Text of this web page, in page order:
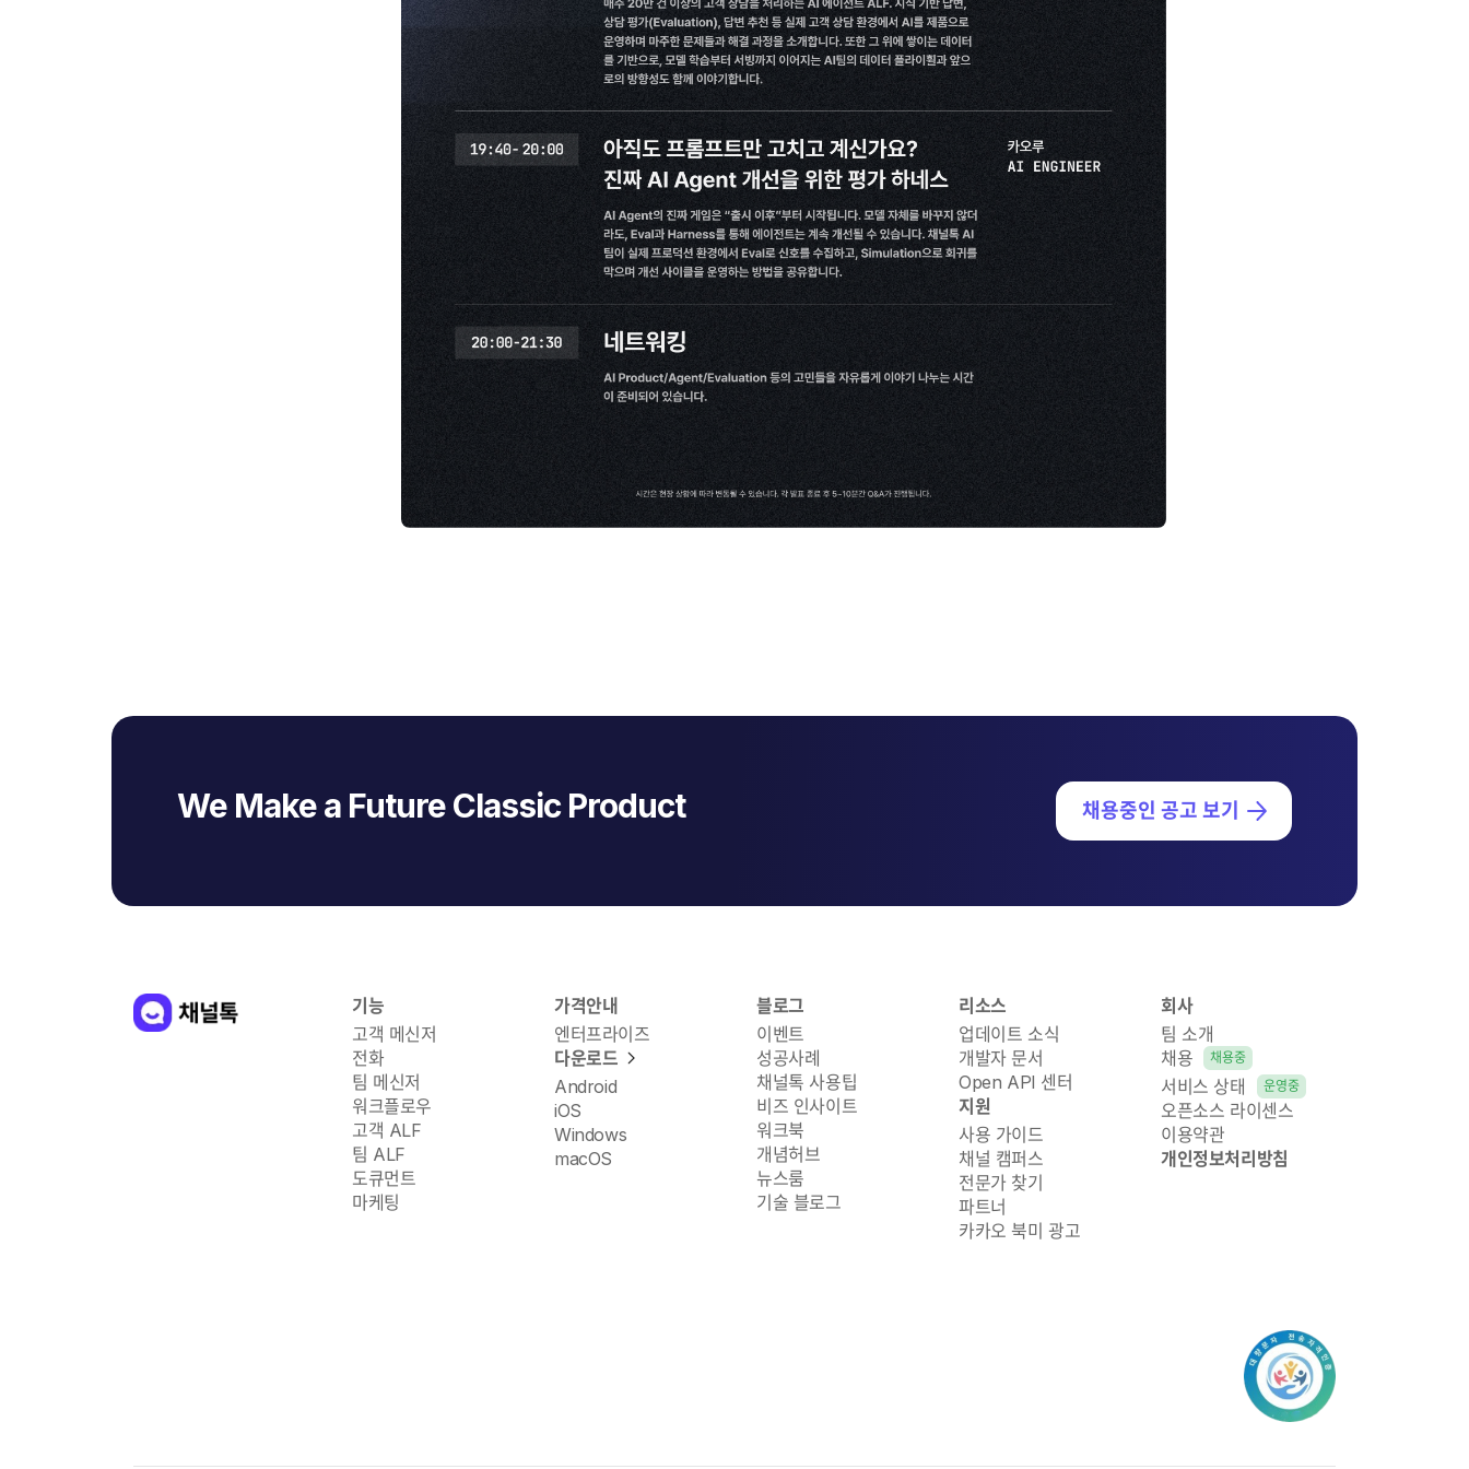
We Make a Future Classic Product 채용중인 공고 보기
기능
고객 메신저
전화
팀 메신저
워크플로우
고객 ALF
팀 ALF
도큐먼트
마케팅
가격안내
엔터프라이즈
다운로드
Android
iOS
Windows
macOS
블로그
이벤트
성공사례
채널톡 사용팁
비즈 인사이트
워크북
개념허브
뉴스룸
기술 블로그
리소스
업데이트 소식
개발자 문서
Open API 센터
지원
사용 가이드
채널 캠퍼스
전문가 찾기
파트너
카카오 북미 광고
회사
팀 소개
채용
채용중
서비스 상태 운영중
오픈소스 라이센스
이용약관
개인정보처리방침